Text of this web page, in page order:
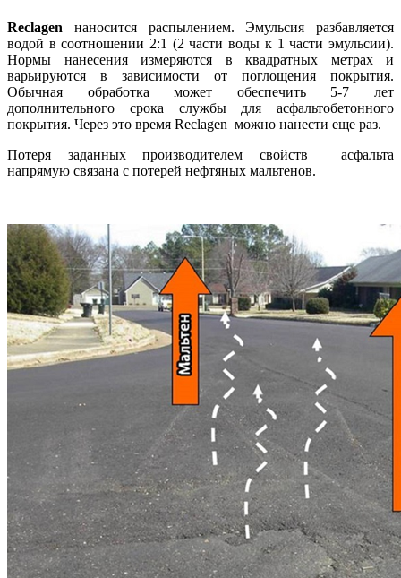
Reclagen наносится распылением. Эмульсия разбавляется
водой в соотношении 2:1 (2 части воды к 1 части эмульсии).
Нормы нанесения измеряются в квадратных метрах и
варьируются в зависимости от поглощения покрытия.
Обычная обработка может обеспечить 5-7 лет
дополнительного срока службы для асфальтобетонного
покрытия. Через это время Reclagen можно нанести еще раз.
Потеря заданных производителем свойств асфальта
напрямую связана с потерей нефтяных мальтенов.